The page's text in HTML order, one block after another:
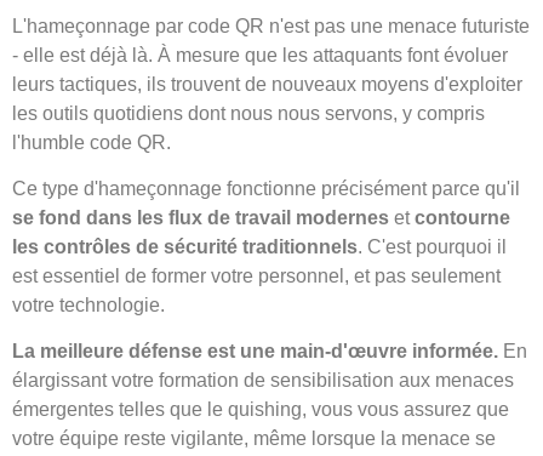
L'hameçonnage par code QR n'est pas une menace futuriste
- elle est déjà là. À mesure que les attaquants font évoluer
leurs tactiques, ils trouvent de nouveaux moyens d'exploiter
les outils quotidiens dont nous nous servons, y compris
l'humble code QR.
Ce type d'hameçonnage fonctionne précisément parce qu'il
se fond dans les flux de travail modernes etcontourne
les contrôles de sécurité traditionnels. C'est pourquoi il
est essentiel de former votre personnel, et pas seulement
votre technologie.
La meilleure défense est une main-d'œuvre informée. En
élargissant votre formation de sensibilisation aux menaces
émergentes telles que le quishing, vous vous assurez que
votre équipe reste vigilante, même lorsque la menace se